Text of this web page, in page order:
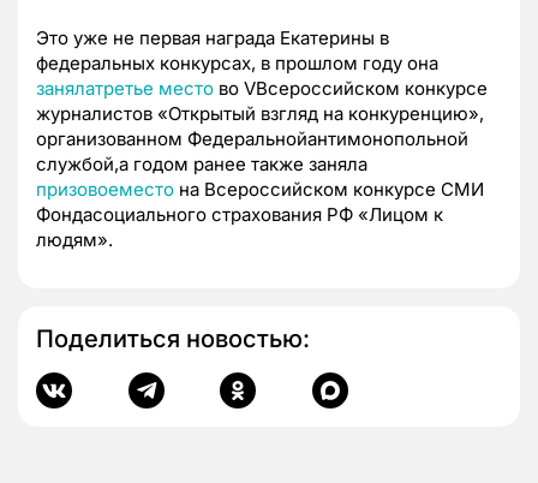
Это уже не первая награда Екатерины в
федеральных конкурсах, в прошлом году она
занялатретье место во VВсероссийском конкурсе
журналистов «Открытый взгляд на конкуренцию»,
организованном Федеральнойантимонопольной
службой,а годом ранее также заняла
призовоеместо на Всероссийском конкурсе СМИ
Фондасоциального страхования РФ «Лицом к
людям».
Поделиться новостью: